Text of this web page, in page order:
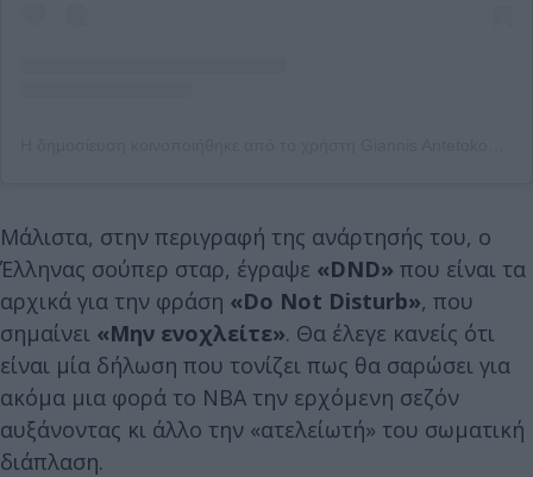
Μάλιστα, στην περιγραφή της ανάρτησής του, ο
Έλληνας σούπερ σταρ, έγραψε «DND» που είναι τα
αρχικά για την φράση «Do Not Disturb», που
σημαίνει «Μην ενοχλείτε». Θα έλεγε κανείς ότι
είναι μία δήλωση που τονίζει πως θα σαρώσει για
ακόμα μια φορά το NBA την ερχόμενη σεζόν
αυξάνοντας κι άλλο την «ατελείωτή» του σωματική
διάπλαση.